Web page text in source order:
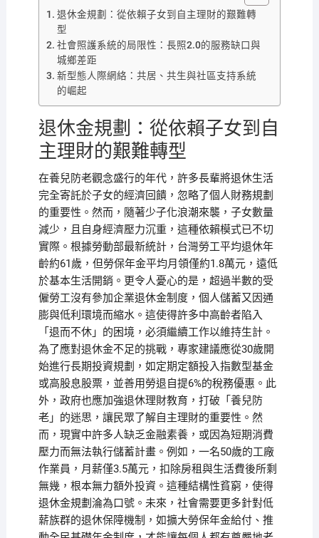
退休金規劃：從依賴子女到自主理財的艱難轉
型
社會照護系統的局限性：長照2.0的服務缺口與
城鄉差距
新型態人際網絡：共居、共生與社區支持系統
的崛起
退休金規劃：從依賴子女到自
主理財的艱難轉型
在養兒防老觀念盛行的年代，許多長輩將退休生活
完全寄託於子女的經濟回饋，忽略了個人財務規劃
的重要性。然而，隨著少子化浪潮來襲，子女數量
減少，且自身經濟壓力沉重，這種依賴模式已不切
實際。根據勞動部最新統計，台灣勞工平均退休年
齡約61歲，但勞保年金平均月領僅約1.8萬元，遠低
於基本生活開銷。更令人憂心的是，超過半數的受
僱勞工沒有參加企業退休金制度，個人儲蓄又因通
膨與低利環境而縮水。這使得許多中高齡者陷入
「退而不休」的困境，必須繼續工作以維持生計。
為了應對退休金不足的挑戰，專家建議應從30歲開
始進行長期投資規劃，如定期定額投入指數型基金
或高股息股票，並善用勞退自提6%的稅務優惠。此
外，政府也應加強退休理財教育，打破「養兒防
老」的迷思，讓民眾了解自主理財的重要性。然
而，現實中許多人缺乏金融素養，或因為短期消費
壓力而無法執行儲蓄計畫。例如，一名50歲的工廠
作業員，月薪僅3.5萬元，扣除房租與生活費後所剩
無幾，根本無力額外投資。這種結構性貧窮，使得
退休金規劃淪為口號。未來，社會需要更多針對低
薪族群的退休保障機制，如擴大勞保年金給付、推